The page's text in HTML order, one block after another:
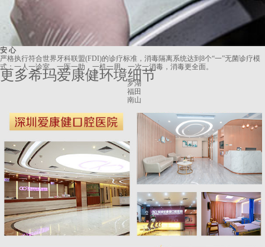
安 心
严格执行符合世界牙科联盟(FDI)的诊疗标准，消毒隔离系统达到8个“一”无菌诊疗模
式：一人一诊室，一医一助，一机一用，一次一消毒，消毒更全面。
更多希玛爱康健环境细节
罗湖
福田
南山